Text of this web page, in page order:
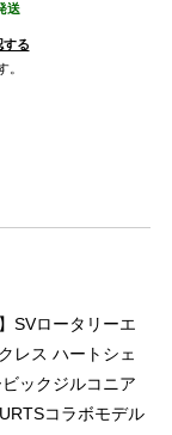
送
する
。
SVロータリーエ
レス ハートシェ
ックジルコニア
コラボモデル